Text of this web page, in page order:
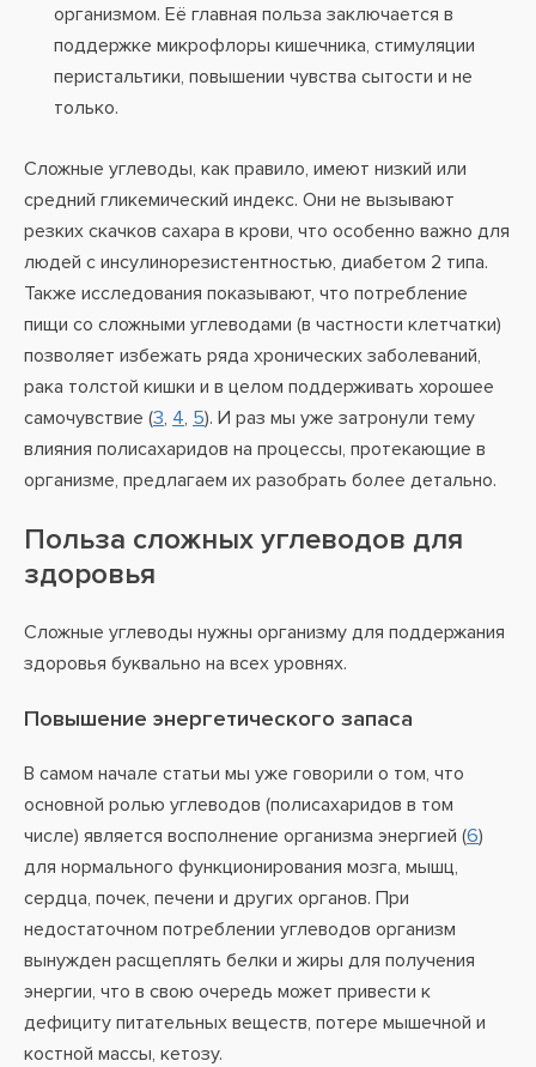
организмом. Её главная польза заключается в
поддержке микрофлоры кишечника, стимуляции
перистальтики, повышении чувства сытости и не
только.
Сложные углеводы, как правило, имеют низкий или
средний гликемический индекс. Они не вызывают
резких скачков сахара в крови, что особенно важно для
людей с инсулинорезистентностью, диабетом 2 типа.
Также исследования показывают, что потребление
пищи со сложными углеводами (в частности клетчатки)
позволяет избежать ряда хронических заболеваний,
рака толстой кишки и в целом поддерживать хорошее
самочувствие (3, 4, 5). И раз мы уже затронули тему
влияния полисахаридов на процессы, протекающие в
организме, предлагаем их разобрать более детально.
Польза сложных углеводов для
здоровья
Сложные углеводы нужны организму для поддержания
здоровья буквально на всех уровнях.
Повышение энергетического запаса
В самом начале статьи мы уже говорили о том, что
основной ролью углеводов (полисахаридов в том
числе) является восполнение организма энергией (6)
для нормального функционирования мозга, мышц,
сердца, почек, печени и других органов. При
недостаточном потреблении углеводов организм
вынужден расщеплять белки и жиры для получения
энергии, что в свою очередь может привести к
дефициту питательных веществ, потере мышечной и
костной массы, кетозу.